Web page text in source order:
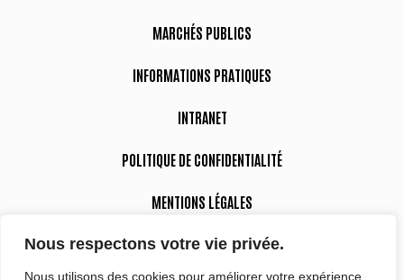
Nous respectons votre vie privée.
Nous utilisons des cookies pour améliorer votre expérience
MARCHÉS PUBLICS
INFORMATIONS PRATIQUES
INTRANET
POLITIQUE DE CONFIDENTIALITÉ
MENTIONS LÉGALES
DÉCLARATION D’ACCESSIBILITÉ